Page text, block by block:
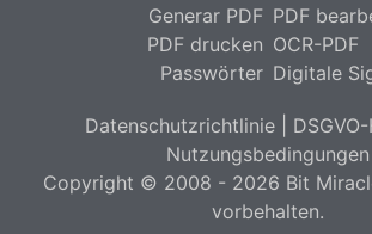
Generar PDF
PDF drucken
Passwörter
PDF
OCR-PDF
Digitale
Datenschutzrichtlinie
Nutzungsbedingungen
Copyright © 2008 - 2026 Bit
vorbehalten.